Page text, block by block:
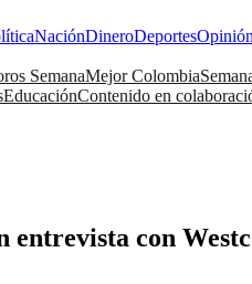
NaciónDineroDeportesOpinión
SemanaMejor Colombia
EducaciónContenido en
entrevista con